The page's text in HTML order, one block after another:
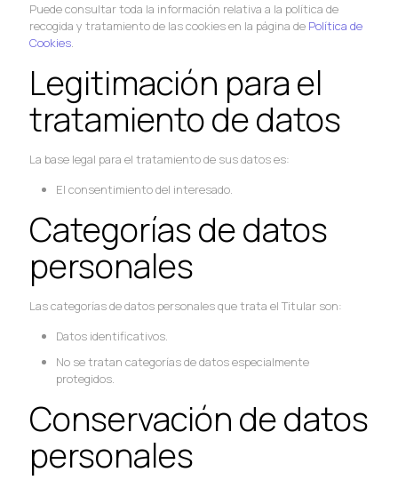
Puede consultar toda la información relativa a la política de
recogida y tratamiento de las cookies en la página de Política de
Cookies.
Legitimación para el
tratamiento de datos
La base legal para el tratamiento de sus datos es:
El consentimiento del interesado.
Categorías de datos
personales
Las categorías de datos personales que trata el Titular son:
Datos identificativos.
No se tratan categorías de datos especialmente
protegidos.
Conservación de datos
personales